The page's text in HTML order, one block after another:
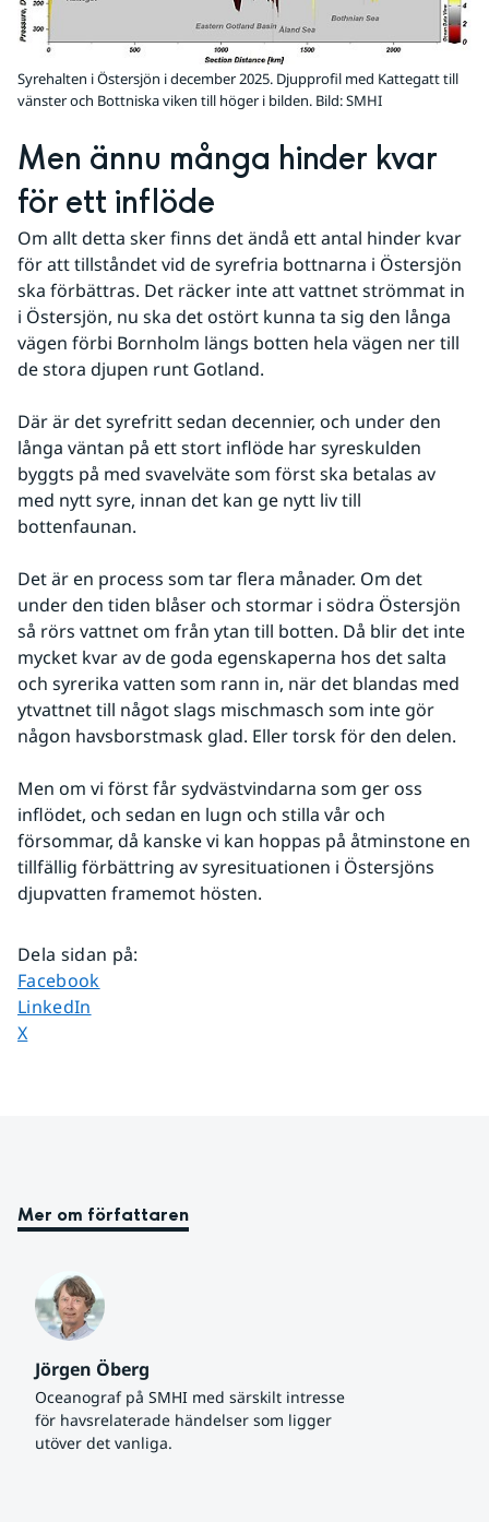
Syrehalten i Östersjön i december 2025. Djupprofil med Kattegatt till
vänster och Bottniska viken till höger i bilden. Bild: SMHI
Men ännu många hinder kvar
för ett inflöde
Om allt detta sker finns det ändå ett antal hinder kvar
för att tillståndet vid de syrefria bottnarna i Östersjön
ska förbättras. Det räcker inte att vattnet strömmat in
i Östersjön, nu ska det ostört kunna ta sig den långa
vägen förbi Bornholm längs botten hela vägen ner till
de stora djupen runt Gotland.
Där är det syrefritt sedan decennier, och under den
långa väntan på ett stort inflöde har syreskulden
byggts på med svavelväte som först ska betalas av
med nytt syre, innan det kan ge nytt liv till
bottenfaunan.
Det är en process som tar flera månader. Om det
under den tiden blåser och stormar i södra Östersjön
så rörs vattnet om från ytan till botten. Då blir det inte
mycket kvar av de goda egenskaperna hos det salta
och syrerika vatten som rann in, när det blandas med
ytvattnet till något slags mischmasch som inte gör
någon havsborstmask glad. Eller torsk för den delen.
Men om vi först får sydvästvindarna som ger oss
inflödet, och sedan en lugn och stilla vår och
försommar, då kanske vi kan hoppas på åtminstone en
tillfällig förbättring av syresituationen i Östersjöns
djupvatten framemot hösten.
Dela sidan på:
Dela sidan på
Facebook
Dela sidan på
LinkedIn
Dela sidan på
X
Mer om författaren
Jörgen Öberg
Oceanograf på SMHI med särskilt intresse
för havsrelaterade händelser som ligger
utöver det vanliga.